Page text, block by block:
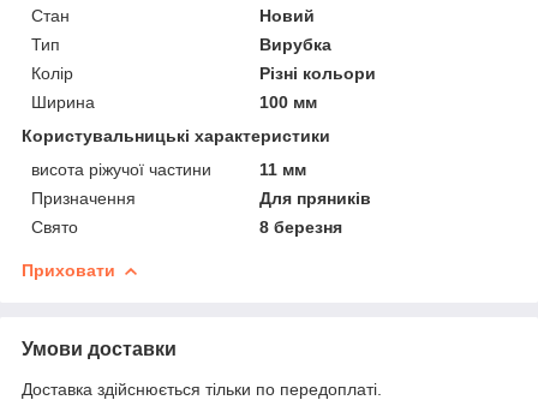
Стан
Новий
Тип
Вирубка
Колір
Різні кольори
Ширина
100 мм
Користувальницькі характеристики
висота ріжучої частини
11 мм
Призначення
Для пряників
Свято
8 березня
Приховати
Умови доставки
Доставка здійснюється тільки по передоплаті.